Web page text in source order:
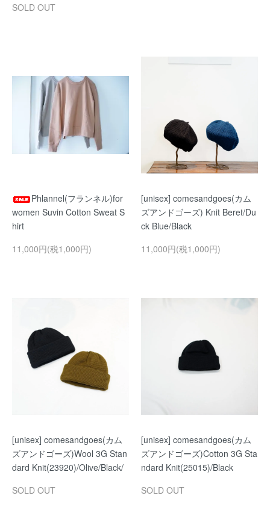
SOLD OUT
Phlannel(フランネル)for
women Suvin Cotton Sweat S
hirt
11,000円(税1,000円)
[unisex] comesandgoes(カム
ズアンドゴーズ) Knit Beret/Du
ck Blue/Black
11,000円(税1,000円)
[unisex] comesandgoes(カム
ズアンドゴーズ)Wool 3G Stan
dard Knit(23920)/Olive/Black/
SOLD OUT
[unisex] comesandgoes(カム
ズアンドゴーズ)Cotton 3G Sta
ndard Knit(25015)/Black
SOLD OUT